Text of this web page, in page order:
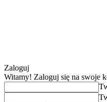
Zaloguj
Witamy! Zaloguj się na swoje